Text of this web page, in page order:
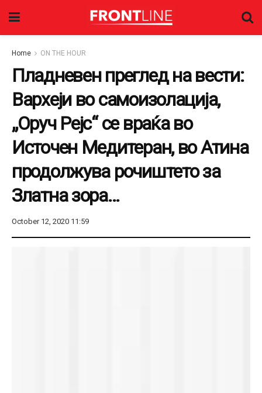
Home ON THE HOUR
Пладневен преглед на вести:
Вархеји во самоизолација,
„Оруч Рејс“ се враќа во
Источен Медитеран, во Атина
продолжува рочиштето за
Златна зора…
October 12, 2020 11:59